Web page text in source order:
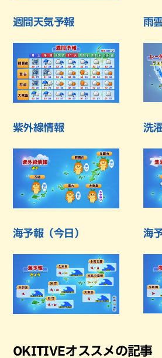
週間天気予報 雨
紫外線情報 洗
海予報（今日） 海
OKITIVEオススメの記事